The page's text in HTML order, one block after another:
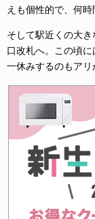
えも個性的で、何時
そして駅近くの大
口改札へ。この頃
一休みするのもアリ